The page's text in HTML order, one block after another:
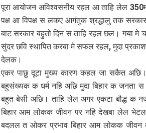
पूरा आयोजन अविश्वसनीय रहल आ ताहि लेल
पक्ष आ विपक्ष स लकए आगंतुक श्रद्धालु तक
बाट सरकार बहुतो दिन स ताहि रहल छल। गया मे
सुंदर छवि स्थापित करबा मे सफल रहल, मुदा
देलक।
एकर पाछु दूटा मुख्य कारण कहल जा सकैत अछि।
बहुसंख्यक क धर्म नहि अछि मुदा बिहार क जनता
बहुत बेसी अछि। ताहि लेल अगर एकटा बौद्ध क
बिहार आम लोकक जीवन पर नहि देखबा लेल
बदलल त ओकर प्रभाव बिहार आम लोकक जीवन